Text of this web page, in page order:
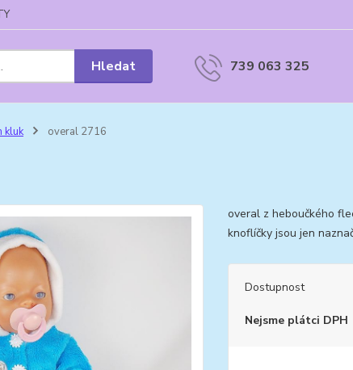
Hledat 739 063 325
kluk overal 2716
overal z heboučkého
knoflíčky jsou jen
Dostupnost
Nejsme plátci DPH